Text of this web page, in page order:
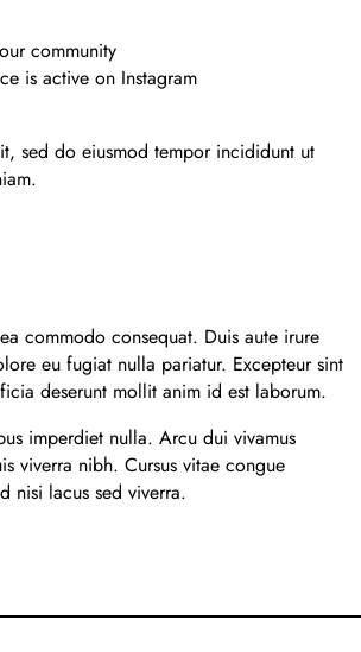
community
is active on Instagram
sed do eiusmod tempor incididunt ut
commodo consequat. Duis aute irure
eu fugiat nulla pariatur. Excepteur sint
deserunt mollit anim id est laborum.
imperdiet nulla. Arcu dui vivamus
viverra nibh. Cursus vitae congue
nisi lacus sed viverra.